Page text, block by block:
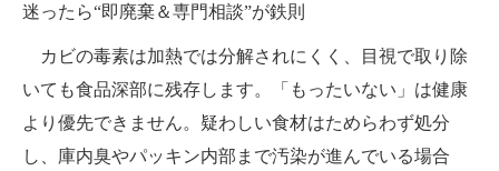
迷ったら“即廃棄＆専門相談”が鉄則
カビの毒素は加熱では分解されにくく、目視で取り除
いても食品深部に残存します。「もったいない」は健康
より優先できません。疑わしい食材はためらわず処分
し、庫内臭やパッキン内部まで汚染が進んでいる場合